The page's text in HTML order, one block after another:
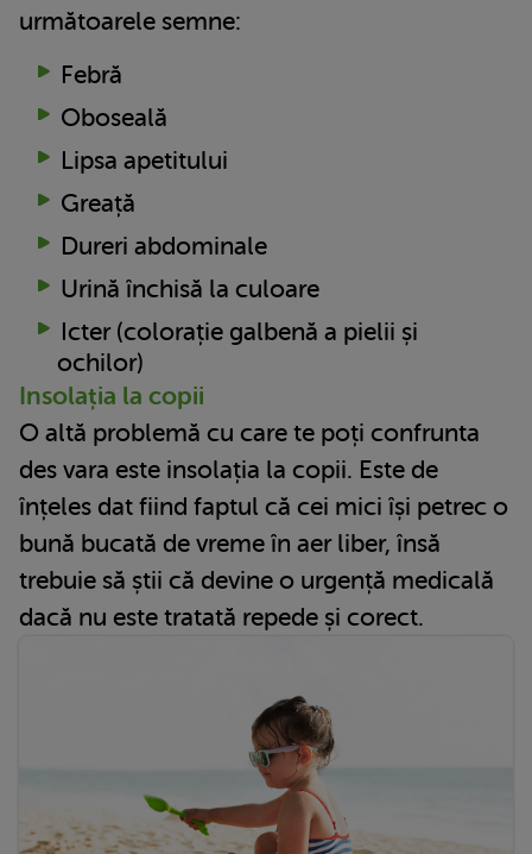
următoarele semne:
Febră
Oboseală
Lipsa apetitului
Greață
Dureri abdominale
Urină închisă la culoare
Icter (colorație galbenă a pielii și
ochilor)
Insolația la copii
O altă problemă cu care te poți confrunta
des vara este insolația la copii. Este de
înțeles dat fiind faptul că cei mici își petrec o
bună bucată de vreme în aer liber, însă
trebuie să știi că devine o urgență medicală
dacă nu este tratată repede și corect.